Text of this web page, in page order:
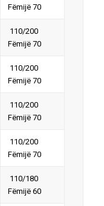
Fëmijë 70
110/200
Fëmijë 70
110/200
Fëmijë 70
110/200
Fëmijë 70
110/200
Fëmijë 70
110/180
Fëmijë 60